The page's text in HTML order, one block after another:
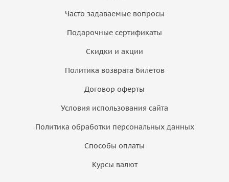
Часто задаваемые вопросы
Подарочные сертификаты
Скидки и акции
Политика возврата билетов
Договор оферты
Условия использования сайта
Политика обработки персональных данных
Способы оплаты
Курсы валют